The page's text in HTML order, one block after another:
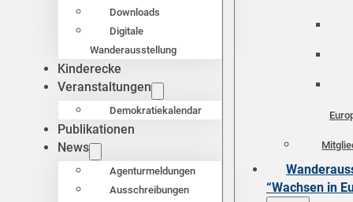
Downloads
Digitale
Wanderausstellung
Kinderecke
Veranstaltungen
Demokratiekalendar
Publikationen
News
Agenturmeldungen
Ausschreibungen
“Wachsen in